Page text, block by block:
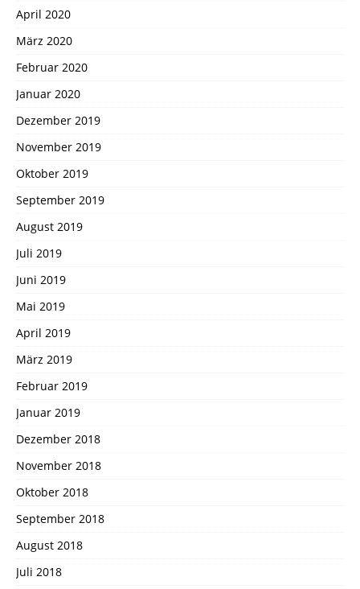
April 2020
März 2020
Februar 2020
Januar 2020
Dezember 2019
November 2019
Oktober 2019
September 2019
August 2019
Juli 2019
Juni 2019
Mai 2019
April 2019
März 2019
Februar 2019
Januar 2019
Dezember 2018
November 2018
Oktober 2018
September 2018
August 2018
Juli 2018